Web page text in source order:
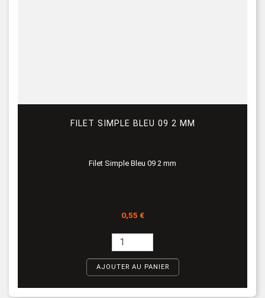
FILET SIMPLE BLEU 09 2 MM
Filet Simple Bleu 09 2 mm
Prix
0,55 €
AJOUTER AU PANIER